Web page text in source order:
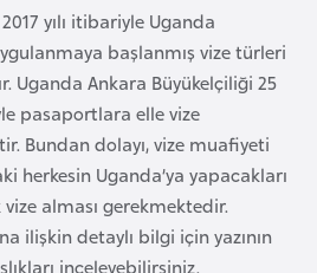
2017 yılı itibariyle Uganda
başlanmış vize türleri
Uganda Ankara Büyükelçiliği 25
pasaportlara elle vize
Bundan dolayı, vize muafiyeti
herkesin Uganda’ya yapacakları
alması gerekmektedir.
ilişkin detaylı bilgi için yazının
inceleyebilirsiniz.